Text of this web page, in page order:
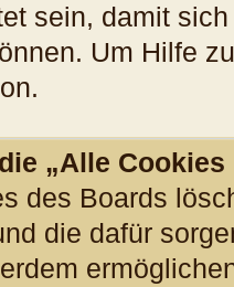
sein, damit
Um Hilfe
„Alle
des Boards
die dafür